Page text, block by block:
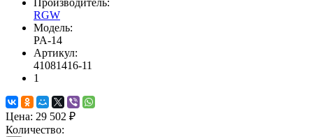
Производитель:
RGW
Модель:
PA-14
Артикул:
41081416-11
1
Цена: 29 502 ₽
Количество: